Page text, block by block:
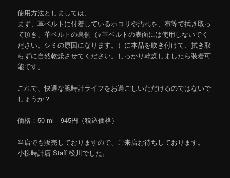
使用方法としましては、
まず、革ベルトに付着しているホコリや汚れを、布等で拭き取っ
て頂き、革ベルトの裏側（※革ベルトの表面には使用しないでく
ださい。シミの原因になります。）に本品を吹き付けて、拭き取
らずに自然乾燥させてください。しっかり乾燥しましたら装着可
能です。
これで、快適な腕時計ライフをお過ごしいただけるのではないで
しょうか？
価格：50 ml 945円（税込価格）
当店でも販売しておりますので、ご来店お待ちしております。
小柳時計店 Staff 松川でした。